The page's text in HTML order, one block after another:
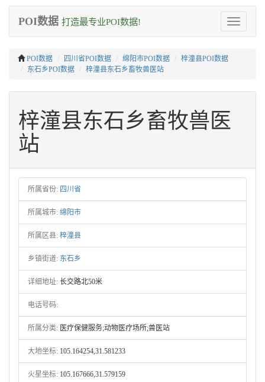
Toggle
navigation
POI数据 打造最专业POI数据!
POI数据 四川省POI数据 绵阳市POI数据
梓潼县POI数据
东石乡POI数据
梓潼县东石乡畜牧兽医站
梓潼县东石乡畜牧兽医
站
所属省份: 四川省
所属城市: 绵阳市
所属区县: 梓潼县
乡镇街道: 东石乡
详细地址: 长交路北50米
电话号码:
所属分类: 医疗保健服务;动物医疗场所;兽医站
大地坐标: 105.164254,31.581233
火星坐标: 105.167666,31.579159